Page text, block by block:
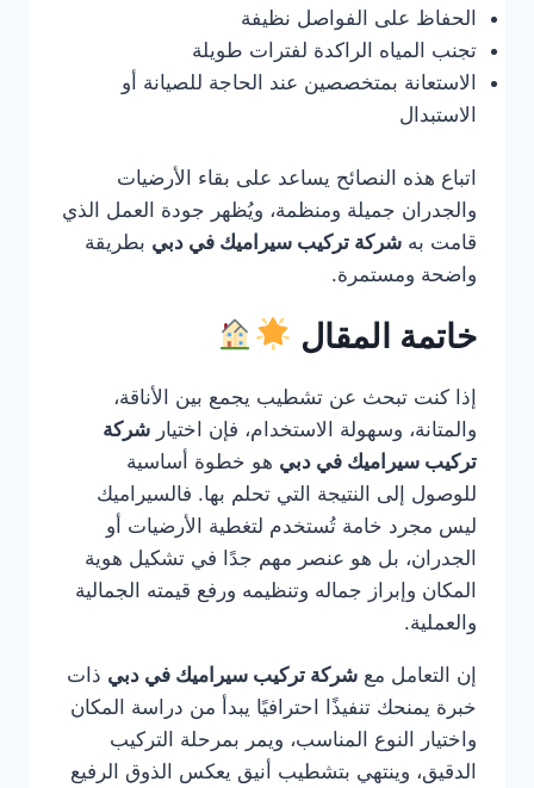
الحفاظ على الفواصل نظيفة
تجنب المياه الراكدة لفترات طويلة
الاستعانة بمتخصصين عند الحاجة للصيانة أو
الاستبدال
اتباع هذه النصائح يساعد على بقاء الأرضيات
والجدران جميلة ومنظمة، ويُظهر جودة العمل الذي
قامت به شركة تركيب سيراميك في دبي بطريقة
واضحة ومستمرة.
خاتمة المقال
إذا كنت تبحث عن تشطيب يجمع بين الأناقة،
والمتانة، وسهولة الاستخدام، فإن اختيار شركة
تركيب سيراميك في دبي هو خطوة أساسية
للوصول إلى النتيجة التي تحلم بها. فالسيراميك
ليس مجرد خامة تُستخدم لتغطية الأرضيات أو
الجدران، بل هو عنصر مهم جدًا في تشكيل هوية
المكان وإبراز جماله وتنظيمه ورفع قيمته الجمالية
والعملية.
إن التعامل مع شركة تركيب سيراميك في دبي ذات
خبرة يمنحك تنفيذًا احترافيًا يبدأ من دراسة المكان
واختيار النوع المناسب، ويمر بمرحلة التركيب
الدقيق، وينتهي بتشطيب أنيق يعكس الذوق الرفيع